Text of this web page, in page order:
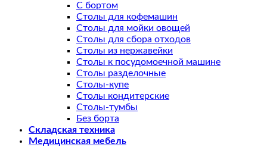
С бортом
Столы для кофемашин
Столы для мойки овощей
Столы для сбора отходов
Столы из нержавейки
Столы к посудомоечной машине
Столы разделочные
Столы-купе
Столы кондитерские
Столы-тумбы
Без борта
Складская техника
Медицинская мебель